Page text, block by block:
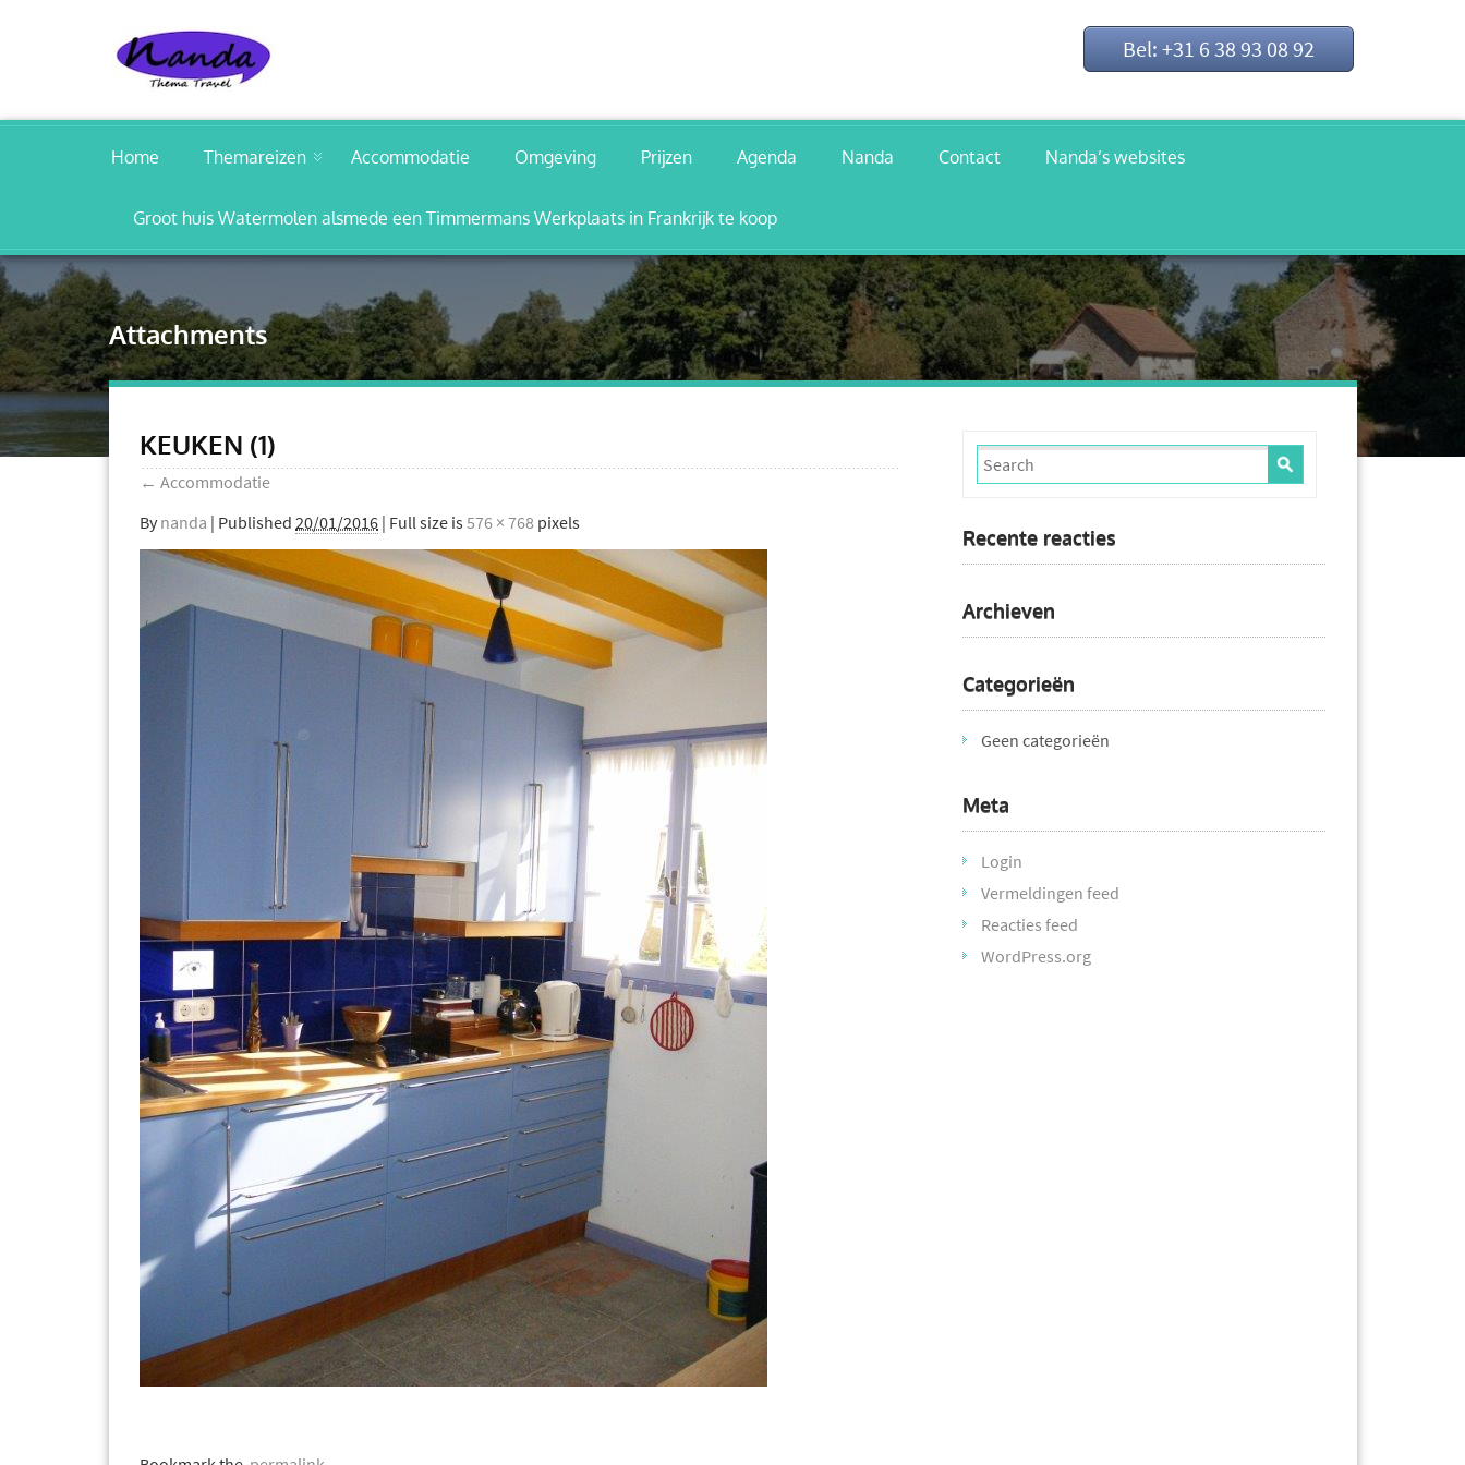
Bel: +31 6 38 93 08 92
Home Themareizen Accommodatie Omgeving Prijzen Agenda Nanda Contact Nanda’s websites
Groot huis Watermolen alsmede een Timmermans Werkplaats in Frankrijk te koop
Attachments
KEUKEN (1)
← Accommodatie
By nanda | Published 20/01/2016 | Full size is576 × 768 pixels
Recente reacties
Archieven
Categorieën
Geen categorieën
Meta
Login
Vermeldingen feed
Reacties feed
WordPress.org